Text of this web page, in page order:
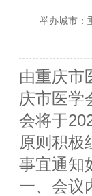
举办城市
由重庆市
庆市医学
会将于
原则积极
事宜通知
一、会议